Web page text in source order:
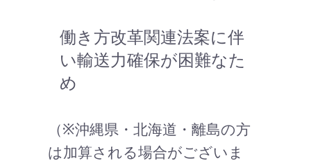
働き方改革関連法案に伴
い輸送力確保が困難なた
め
（※沖縄県・北海道・離島の方
は加算される場合がございま